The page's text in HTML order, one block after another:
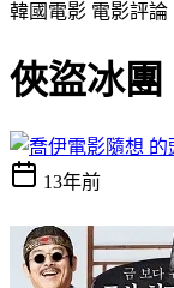
韓國電影 電影評論
俠盜冰團
13年前